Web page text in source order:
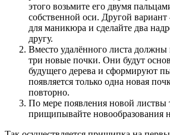
этого возьмите его двумя
собственной оси. Другой
для маникюра и сделайте два
другу.
Вместо удалённого листа должны
три новые почки. Они будут
будущего дерева и сформируют
появляется только одна новая
повторно.
По мере появления новой листвы
прищипывайте новообразования